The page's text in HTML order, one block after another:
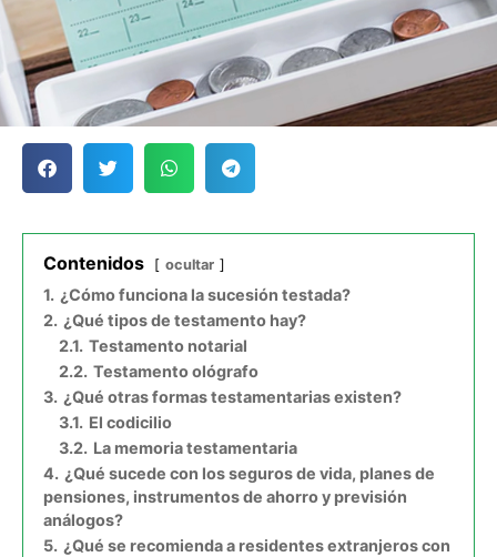
Contenidos ocultar
1. ¿Cómo funciona la sucesión testada?
2. ¿Qué tipos de testamento hay?
2.1. Testamento notarial
2.2. Testamento ológrafo
3. ¿Qué otras formas testamentarias existen?
3.1. El codicilio
3.2. La memoria testamentaria
4. ¿Qué sucede con los seguros de vida, planes de
pensiones, instrumentos de ahorro y previsión
análogos?
5. ¿Qué se recomienda a residentes extranjeros con